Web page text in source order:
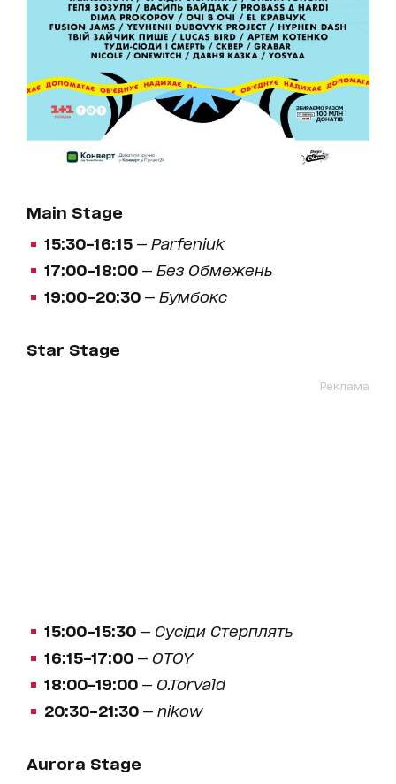
Main Stage
15:30–16:15 — Parfeniuk
17:00–18:00 — Без Обмежень
19:00–20:30 — Бумбокс
Star Stage
Реклама
15:00–15:30 — Сусіди Стерплять
16:15–17:00 — OTOY
18:00–19:00 — O.Torvald
20:30–21:30 — nikow
Aurora Stage